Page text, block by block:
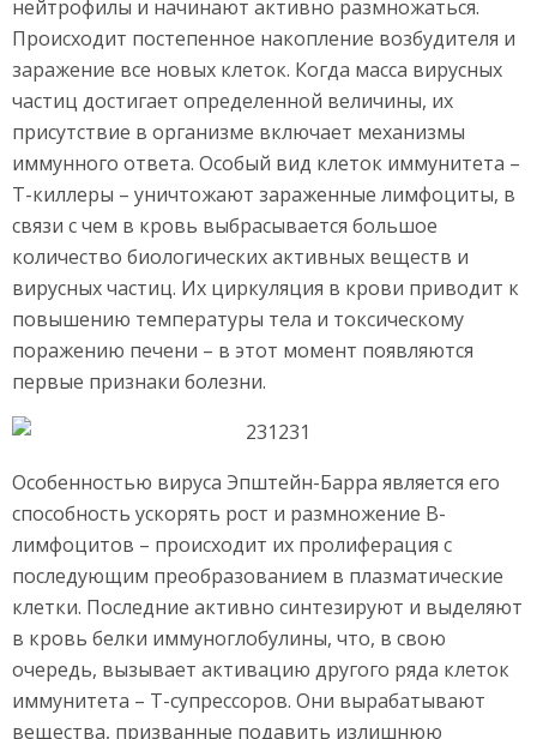
нейтрофилы и начинают активно размножаться.
Происходит постепенное накопление возбудителя и
заражение все новых клеток. Когда масса вирусных
частиц достигает определенной величины, их
присутствие в организме включает механизмы
иммунного ответа. Особый вид клеток иммунитета –
Т-киллеры – уничтожают зараженные лимфоциты, в
связи с чем в кровь выбрасывается большое
количество биологических активных веществ и
вирусных частиц. Их циркуляция в крови приводит к
повышению температуры тела и токсическому
поражению печени – в этот момент появляются
первые признаки болезни.
Особенностью вируса Эпштейн-Барра является его
способность ускорять рост и размножение В-
лимфоцитов – происходит их пролиферация с
последующим преобразованием в плазматические
клетки. Последние активно синтезируют и выделяют
в кровь белки иммуноглобулины, что, в свою
очередь, вызывает активацию другого ряда клеток
иммунитета – Т-супрессоров. Они вырабатывают
вещества, призванные подавить излишнюю